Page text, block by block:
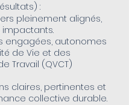
:
pleinement alignés,
engagées, autonomes
de Vie et des
Travail (QVCT)
claires, pertinentes et
collective durable.